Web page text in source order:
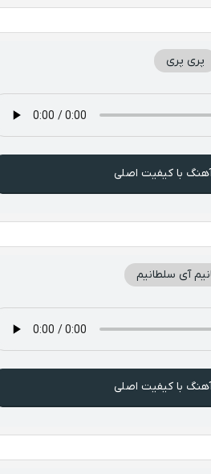
پری پری
آهنگ با کیفیت اصلی
آی سلطانیم
آهنگ با کیفیت اصلی